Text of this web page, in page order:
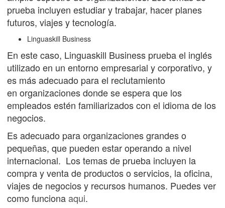
prueba incluyen estudiar y trabajar, hacer planes
futuros, viajes y tecnología.
Linguaskill Business
En este caso, Linguaskill Business prueba el inglés
utilizado en un entorno empresarial y corporativo, y
es más adecuado para el reclutamiento
en organizaciones donde se espera que los
empleados estén familiarizados con el idioma de los
negocios.
Es adecuado para organizaciones grandes o
pequeñas, que pueden estar operando a nivel
internacional. Los temas de prueba incluyen la
compra y venta de productos o servicios, la oficina,
viajes de negocios y recursos humanos. Puedes ver
como funcionaaqui.